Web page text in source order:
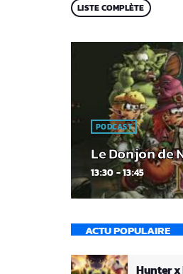
LISTE COMPLÈTE
PODCAST
Le Donjon de
13:30 - 13:45
ACTU POPULAIRE
Hunter x